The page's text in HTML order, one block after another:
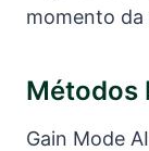
momento da
Métodos
Gain Mode